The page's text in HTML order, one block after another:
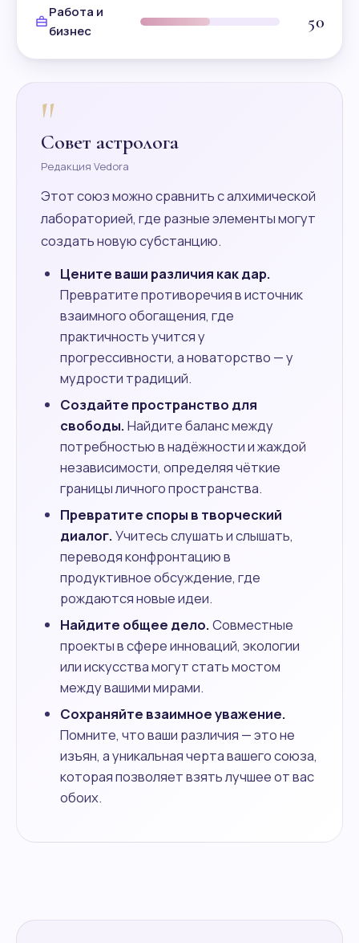
Работа и
бизнес
50
"
Совет астролога
Редакция Vedora
Этот союз можно сравнить с алхимической
лабораторией, где разные элементы могут
создать новую субстанцию.
Цените ваши различия как дар.
Превратите противоречия в источник
взаимного обогащения, где
практичность учится у
прогрессивности, а новаторство — у
мудрости традиций.
Создайте пространство для
свободы.Найдите баланс между
потребностью в надёжности и жаждой
независимости, определяя чёткие
границы личного пространства.
Превратите споры в творческий
диалог.Учитесь слушать и слышать,
переводя конфронтацию в
продуктивное обсуждение, где
рождаются новые идеи.
Найдите общее дело.Совместные
проекты в сфере инноваций, экологии
или искусства могут стать мостом
между вашими мирами.
Сохраняйте взаимное уважение.
Помните, что ваши различия — это не
изъян, а уникальная черта вашего союза,
которая позволяет взять лучшее от вас
обоих.